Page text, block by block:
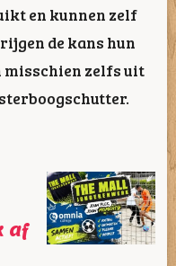
en kunnen zelf
de kans hun
misschien zelfs uit
af